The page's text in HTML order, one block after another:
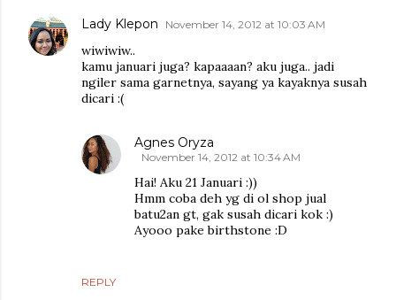
Lady Klepon November 14, 2012 at 10:03 AM
wiwiwiw..
kamu januari juga? kapaaaan? aku juga.. jadi
ngiler sama garnetnya, sayang ya kayaknya susah
dicari :(
REPLY
Agnes Oryza
November 14, 2012 at 10:34 AM
Hai! Aku 21 Januari :))
Hmm coba deh yg di ol shop jual
batu2an gt, gak susah dicari kok :)
Ayooo pake birthstone :D